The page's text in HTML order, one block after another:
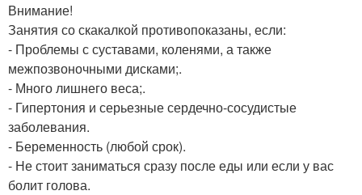
Внимание!
Занятия со скакалкой противопоказаны, если:
- Проблемы с суставами, коленями, а также
межпозвоночными дисками;.
- Много лишнего веса;.
- Гипертония и серьезные сердечно-сосудистые
заболевания.
- Беременность (любой срок).
- Не стоит заниматься сразу после еды или если у вас
болит голова.